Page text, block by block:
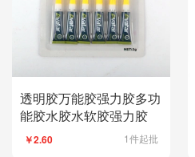
透明胶万能胶强力胶多功
能胶水胶水软胶强力胶
￥2.60 1件起批